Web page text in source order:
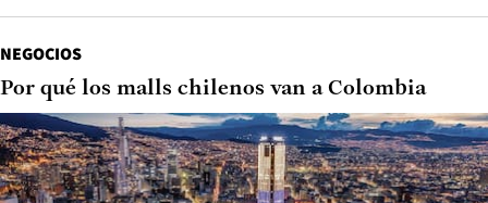
NEGOCIOS
Por qué los malls chilenos van a Colombia